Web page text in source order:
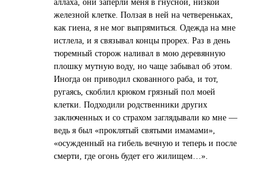
аллаха, они заперли меня в гнусной, низкой
железной клетке. Ползая в ней на четвереньках,
как гиена, я не мог выпрямиться. Одежда на мне
истлела, и я связывал концы прорех. Раз в день
тюремный сторож наливал в мою деревянную
плошку мутную воду, но чаще забывал об этом.
Иногда он приводил скованного раба, и тот,
ругаясь, скоблил крюком грязный пол моей
клетки. Подходили родственники других
заключенных и со страхом заглядывали ко мне —
ведь я был «проклятый святыми имамами»,
«осужденный на гибель вечную и теперь и после
смерти, где огонь будет его жилищем…».